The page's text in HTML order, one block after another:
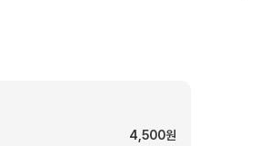
4,500원